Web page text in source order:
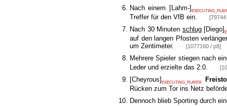
Nach einem
[Lahm-]
Treffer für den VfB ein. [79744
Nach 30 Minuten schlug [Diego]
auf den langen Pfosten
um Zentimeter.
[1077160 / p8]
Mehrere Spieler stiegen nach
Leder und erzielte das 2:0.
[Cheyrous] EXECUTING_PLAYER
Rücken zum Tor ins Netz
Dennoch blieb Sporting durch